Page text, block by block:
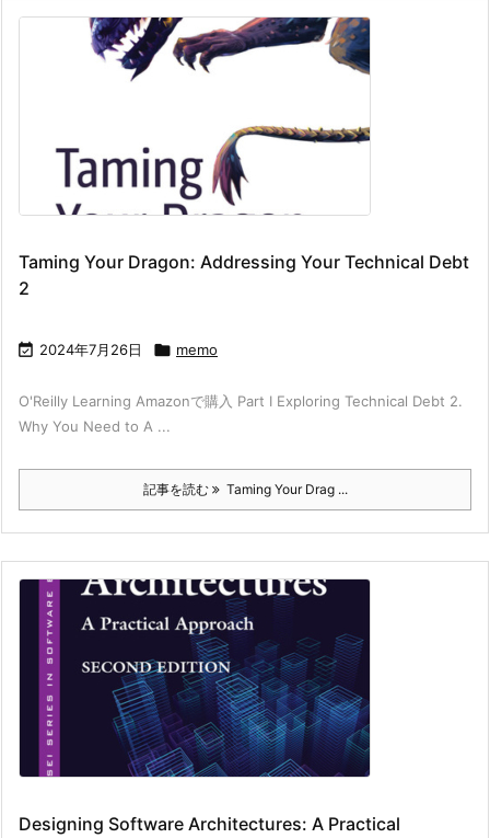
Taming Your Dragon: Addressing Your Technical Debt
2
 2024年7月26日  memo
O'Reilly Learning Amazonで購入 Part I Exploring Technical Debt 2.
Why You Need to A ...
記事を読む Taming Your Drag ...
Designing Software Architectures: A Practical